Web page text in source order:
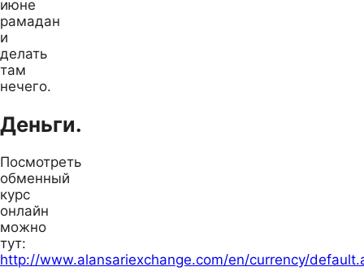
июне
рамадан
и
делать
там
нечего.
Деньги.
Посмотреть
обменный
курс
онлайн
можно
тут:
http://www.alansariexchange.com/en/currency/